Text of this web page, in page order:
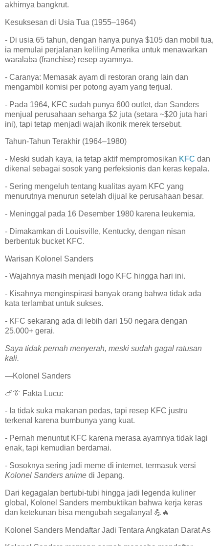
akhirnya bangkrut.
Kesuksesan di Usia Tua (1955–1964)
- Di usia 65 tahun, dengan hanya punya $105 dan mobil tua,
ia memulai perjalanan keliling Amerika untuk menawarkan
waralaba (franchise) resep ayamnya.
- Caranya: Memasak ayam di restoran orang lain dan
mengambil komisi per potong ayam yang terjual.
- Pada 1964, KFC sudah punya 600 outlet, dan Sanders
menjual perusahaan seharga $2 juta (setara ~$20 juta hari
ini), tapi tetap menjadi wajah ikonik merek tersebut.
Tahun-Tahun Terakhir (1964–1980)
- Meski sudah kaya, ia tetap aktif mempromosikan KFC dan
dikenal sebagai sosok yang perfeksionis dan keras kepala.
- Sering mengeluh tentang kualitas ayam KFC yang
menurutnya menurun setelah dijual ke perusahaan besar.
- Meninggal pada 16 Desember 1980 karena leukemia.
- Dimakamkan di Louisville, Kentucky, dengan nisan
berbentuk bucket KFC.
Warisan Kolonel Sanders
- Wajahnya masih menjadi logo KFC hingga hari ini.
- Kisahnya menginspirasi banyak orang bahwa tidak ada
kata terlambat untuk sukses.
- KFC sekarang ada di lebih dari 150 negara dengan
25.000+ gerai.
Saya tidak pernah menyerah, meski sudah gagal ratusan
kali.
—Kolonel Sanders
🍗👔 Fakta Lucu:
- Ia tidak suka makanan pedas, tapi resep KFC justru
terkenal karena bumbunya yang kuat.
- Pernah menuntut KFC karena merasa ayamnya tidak lagi
enak, tapi kemudian berdamai.
- Sosoknya sering jadi meme di internet, termasuk versi
Kolonel Sanders anime di Jepang.
Dari kegagalan bertubi-tubi hingga jadi legenda kuliner
global, Kolonel Sanders membuktikan bahwa kerja keras
dan ketekunan bisa mengubah segalanya! 💪🔥
Kolonel Sanders Mendaftar Jadi Tentara Angkatan Darat As